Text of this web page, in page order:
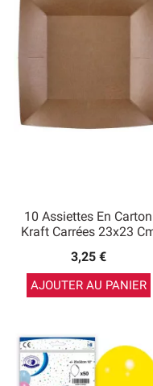
10 Assiettes En Carton
Kraft Carrées 23x23
3,25 €
AJOUTER AU PANIER